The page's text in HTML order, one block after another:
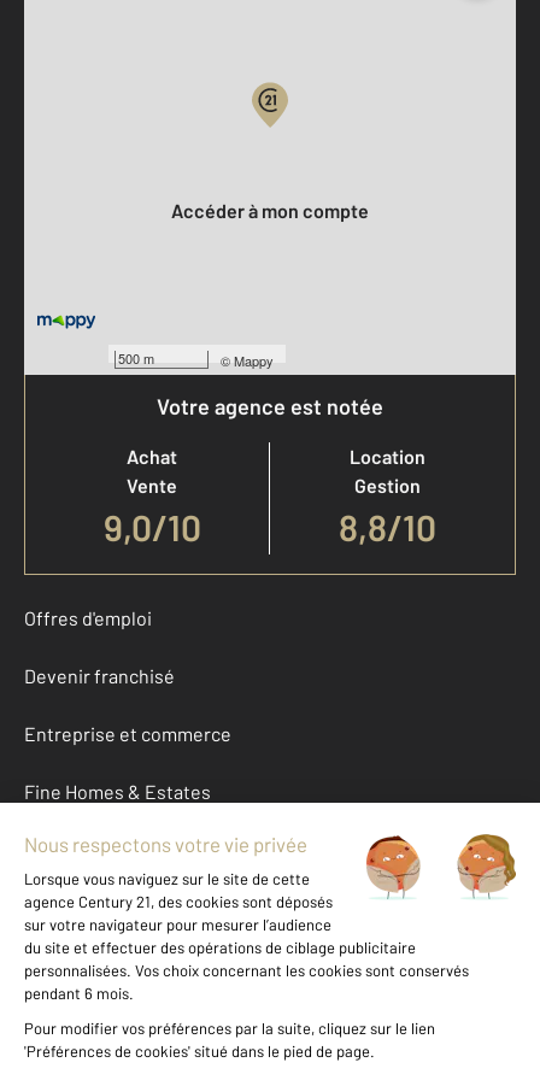
500 m ©Mappy
Accéder à mon compte
Votre agence est notée
Achat
Vente
9,0/10
Location
Gestion
8,8/10
Offres d'emploi
Devenir franchisé
Entreprise et commerce
Fine Homes & Estates
À propos
International
Nous contacter